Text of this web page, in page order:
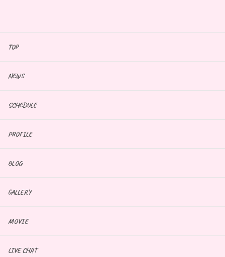
TOP
NEWS
SCHEDULE
PROFILE
BLOG
GALLERY
MOVIE
LIVE CHAT